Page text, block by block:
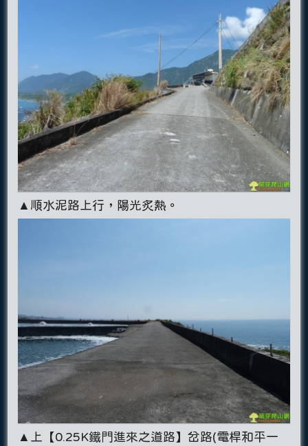
▲順水泥路上行，陽光炙熱。
▲上【0.25K鐵門進來之道路】岔路(電桿和平一